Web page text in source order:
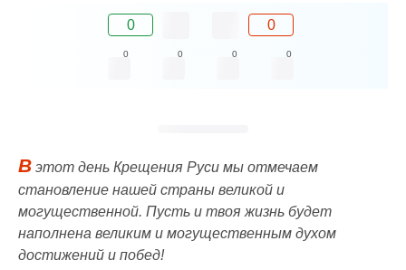
0 0
0 0 0 0
В этот день Крещения Руси мы отмечаем
становление нашей страны великой и
могущественной. Пусть и твоя жизнь будет
наполнена великим и могущественным духом
достижений и побед!